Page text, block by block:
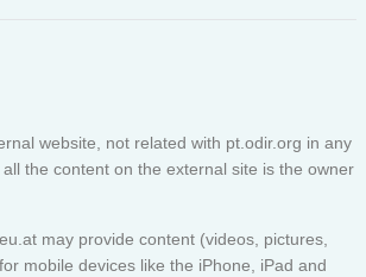
website, not related with pt.odir.org in any
the content on the external site is the owner
may provide content (videos, pictures,
mobile devices like the iPhone, iPad and